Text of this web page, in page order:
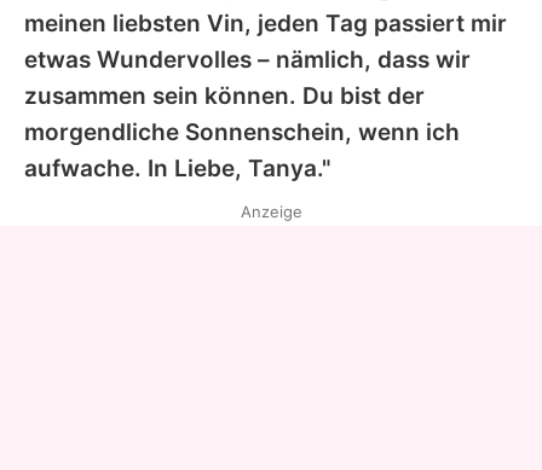
meinen liebsten Vin, jeden Tag passiert mir
etwas Wundervolles – nämlich, dass wir
zusammen sein können. Du bist der
morgendliche Sonnenschein, wenn ich
aufwache. In Liebe, Tanya."
Anzeige